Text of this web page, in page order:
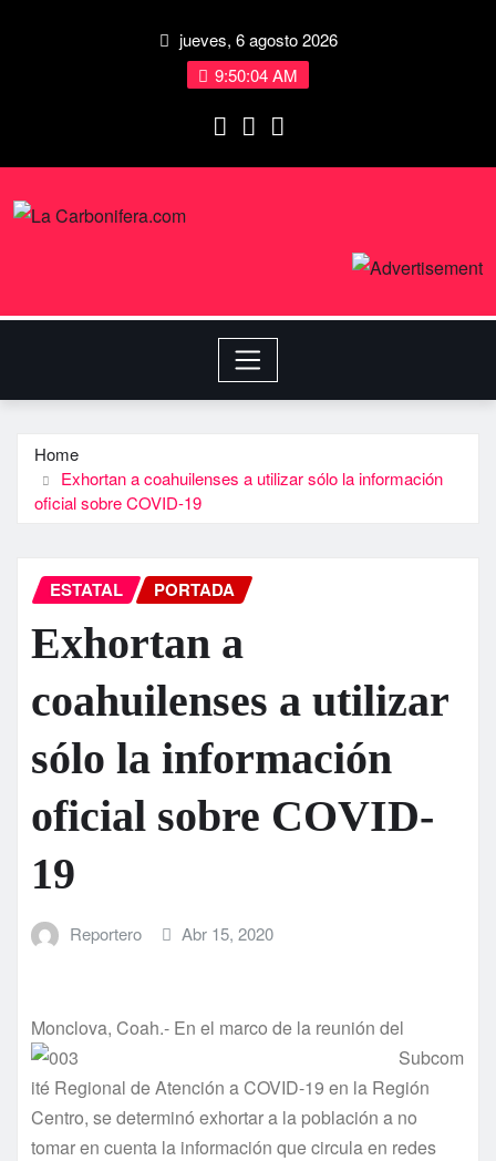
jueves, 6 agosto 2026
9:50:04 AM
Home
Exhortan a coahuilenses a utilizar sólo la información
oficial sobre COVID-19
ESTATAL PORTADA
Exhortan a
coahuilenses a utilizar
sólo la información
oficial sobre COVID-
19
Reportero Abr 15, 2020
Monclova, Coah.- En el marco de la reunión del
Subcom
ité Regional de Atención a COVID-19 en la Región
Centro, se determinó exhortar a la población a no
tomar en cuenta la información que circula en redes